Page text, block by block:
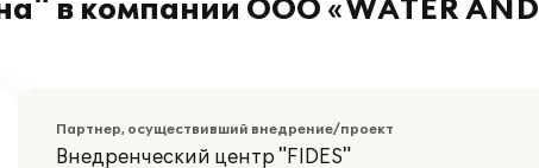
в компании ООО «WATER AND
Партнер, осуществивший внедрение/проект
Внедренческий центр "FIDES"